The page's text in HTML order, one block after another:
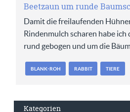
Beetzaun um runde
Damit die freilaufenden
Rindenmulch scharen habe ich
rund gebogen und um die
BLANK-ROH RABBIT TIERE
Kategorien